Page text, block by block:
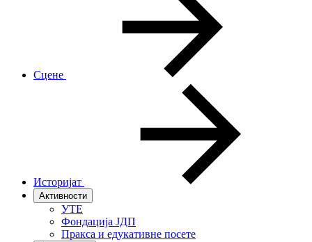
Сцене
Историјат
Активности
УТЕ
Фондација ЈДП
Пракса и едукативне посете